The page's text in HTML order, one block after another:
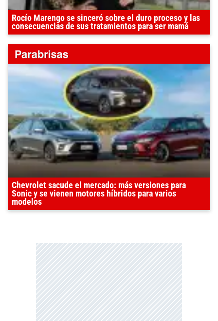
Rocío Marengo se sinceró sobre el duro proceso y las
consecuencias de sus tratamientos para ser mamá
Chevrolet sacude el mercado: más versiones para
Sonic y se vienen motores híbridos para varios
modelos